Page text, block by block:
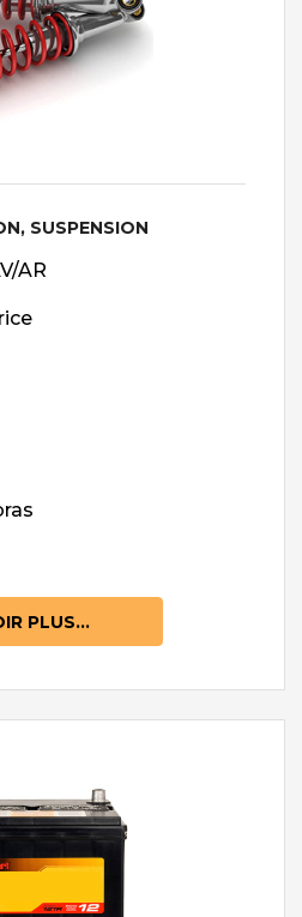
SUSPENSION
AR
PLUS...